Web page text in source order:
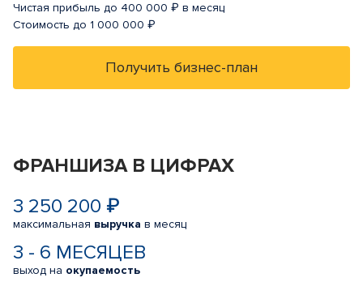
Чистая прибыль до 400 000 ₽ в месяц
Стоимость до 1 000 000 ₽
Получить бизнес-план
ФРАНШИЗА В ЦИФРАХ
3 250 200 ₽
максимальная выручка в месяц
3 - 6 МЕСЯЦЕВ
выход на окупаемость